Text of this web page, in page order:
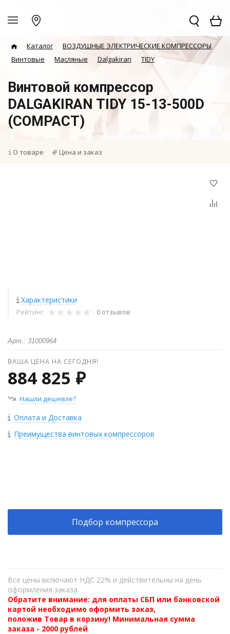
Каталог
ВОЗДУШНЫЕ ЭЛЕКТРИЧЕСКИЕ КОМПРЕССОРЫ
Винтовые
Масляные Dalgakiran TIDY
Винтовой компрессор
DALGAKIRAN TIDY 15-13-500D
(COMPACT)
О товаре Цена и заказ
Характеристики
Рейтинг: 0 отзывов
Арт.: 31000964
ВАША ЦЕНА НА СЕГОДНЯ!
884 825 ₽
Нашли дешевле?
Оплата и Доставка
Преимущества винтовых компрессоров
Подбор компрессора
Все цены включают НДС 22% и действительны на день
оформления заказа.
Обратите внимание: для оплаты СБП или банковской
картой необходимо оформить заказ,
положив Товар в корзину! Минимальная сумма
заказа - 2000 рублей